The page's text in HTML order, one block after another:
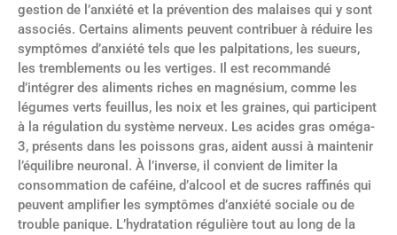
gestion de l’anxiété et la prévention des malaises qui y sont
associés. Certains aliments peuvent contribuer à réduire les
symptômes d’anxiété tels que les palpitations, les sueurs,
les tremblements ou les vertiges. Il est recommandé
d’intégrer des aliments riches en magnésium, comme les
légumes verts feuillus, les noix et les graines, qui participent
à la régulation du système nerveux. Les acides gras oméga-
3, présents dans les poissons gras, aident aussi à maintenir
l’équilibre neuronal. À l’inverse, il convient de limiter la
consommation de caféine, d’alcool et de sucres raffinés qui
peuvent amplifier les symptômes d’anxiété sociale ou de
trouble panique. L’hydratation régulière tout au long de la